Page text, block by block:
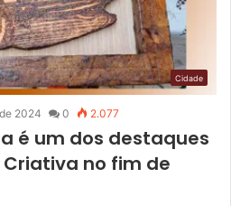
Cidade
2024 0 2.077
é um dos destaques
no fim de